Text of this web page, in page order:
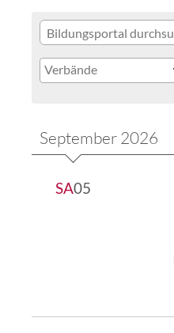
Verbände
September 2026
SA05